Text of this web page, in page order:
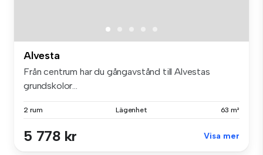
Alvesta
Från centrum har du gångavstånd till Alvestas
grundskolor...
2 rum Lägenhet 63 m²
5 778 kr Visa mer